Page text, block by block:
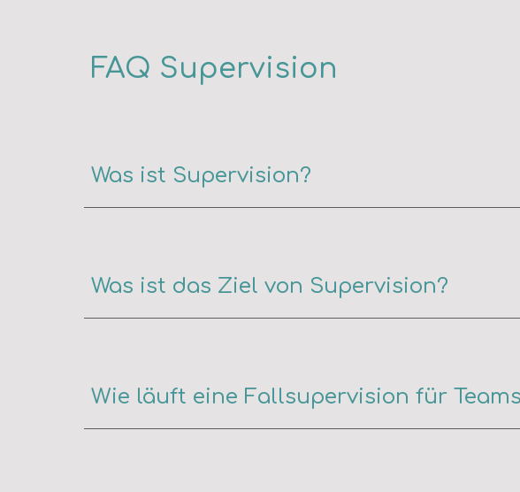
FAQ Supervision
Was ist Supervision?
Was ist das Ziel von Supervision?
Wie läuft eine Fallsupervision für